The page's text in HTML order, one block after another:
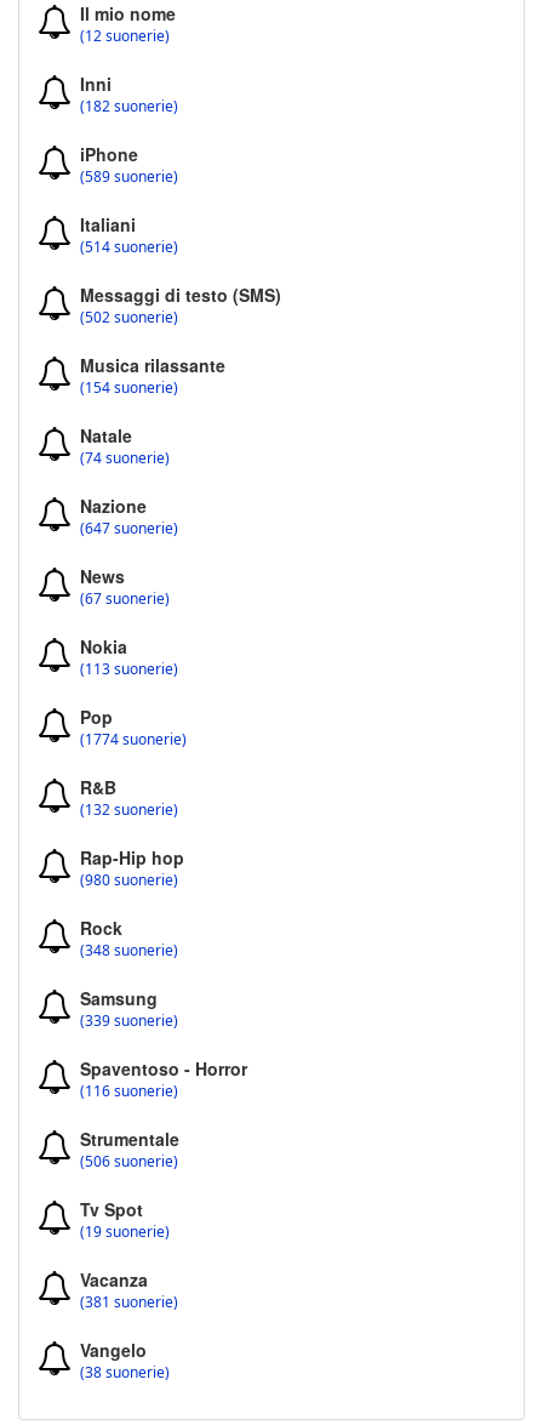
Il mio nome
(12 suonerie)
Inni
(182 suonerie)
iPhone
(589 suonerie)
Italiani
(514 suonerie)
Messaggi di testo (SMS)
(502 suonerie)
Musica rilassante
(154 suonerie)
Natale
(74 suonerie)
Nazione
(647 suonerie)
News
(67 suonerie)
Nokia
(113 suonerie)
Pop
(1774 suonerie)
R&B
(132 suonerie)
Rap-Hip hop
(980 suonerie)
Rock
(348 suonerie)
Samsung
(339 suonerie)
Spaventoso - Horror
(116 suonerie)
Strumentale
(506 suonerie)
Tv Spot
(19 suonerie)
Vacanza
(381 suonerie)
Vangelo
(38 suonerie)